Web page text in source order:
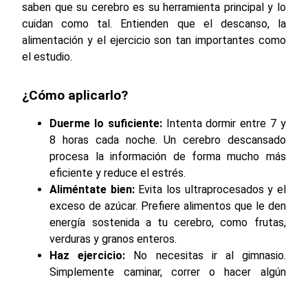
saben que su cerebro es su herramienta principal y lo
cuidan como tal. Entienden que el descanso, la
alimentación y el ejercicio son tan importantes como
el estudio.
¿Cómo aplicarlo?
Duerme lo suficiente:Intenta dormir entre 7 y
8 horas cada noche. Un cerebro descansado
procesa la información de forma mucho más
eficiente y reduce el estrés.
Aliméntate bien:Evita los ultraprocesados y el
exceso de azúcar. Prefiere alimentos que le den
energía sostenida a tu cerebro, como frutas,
verduras y granos enteros.
Haz ejercicio: No necesitas ir al gimnasio.
Simplemente caminar, correr o hacer algún